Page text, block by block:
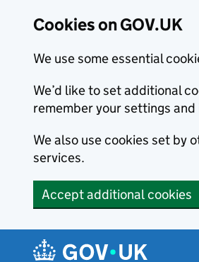
Cookies on GOV.UK
We use some essential
We’d like to set additional
remember your settings
We also use cookies set by
services.
Accept additional cookies
Navigation menu